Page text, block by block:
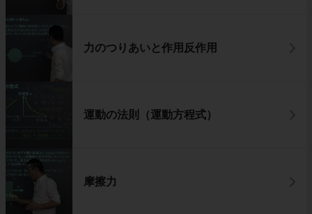
力のつりあいと作用反作用
運動の法則（運動方程式）
摩擦力